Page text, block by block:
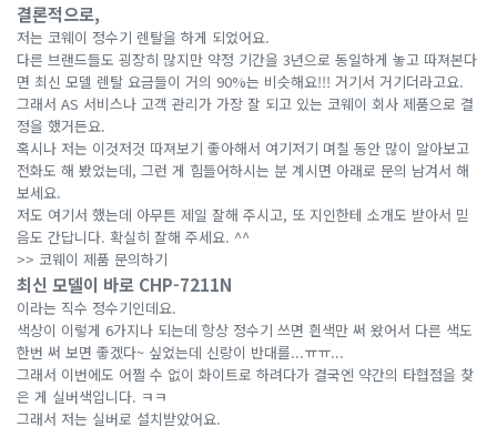
결론적으로,
저는 코웨이 정수기 렌탈을 하게 되었어요.
다른 브랜드들도 굉장히 많지만 약정 기간을 3년으로 동일하게 놓고 따져본다
면 최신 모델 렌탈 요금들이 거의 90%는 비슷해요!!! 거기서 거기더라고요.
그래서 AS 서비스나 고객 관리가 가장 잘 되고 있는 코웨이 회사 제품으로 결
정을 했거든요.
혹시나 저는 이것저것 따져보기 좋아해서 여기저기 며칠 동안 많이 알아보고
전화도 해 봤었는데, 그런 게 힘들어하시는 분 계시면 아래로 문의 남겨서 해
보세요.
저도 여기서 했는데 아무튼 제일 잘해 주시고, 또 지인한테 소개도 받아서 믿
음도 간답니다. 확실히 잘해 주세요. ^^
>> 코웨이 제품 문의하기
최신 모델이 바로 CHP-7211N
이라는 직수 정수기인데요.
색상이 이렇게 6가지나 되는데 항상 정수기 쓰면 흰색만 써 왔어서 다른 색도
한번 써 보면 좋겠다~ 싶었는데 신랑이 반대를...ㅠㅠ...
그래서 이번에도 어쩔 수 없이 화이트로 하려다가 결국엔 약간의 타협점을 찾
은 게 실버색입니다. ㅋㅋ
그래서 저는 실버로 설치받았어요.